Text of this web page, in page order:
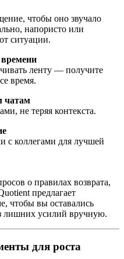
чтобы оно звучало
напористо или
ситуации.
ленту — получите
время.
чатам
не теряя контекста.
с коллегами для лучшей
о правилах возврата,
предлагает
чтобы вы оставались
усилий вручную.
для роста